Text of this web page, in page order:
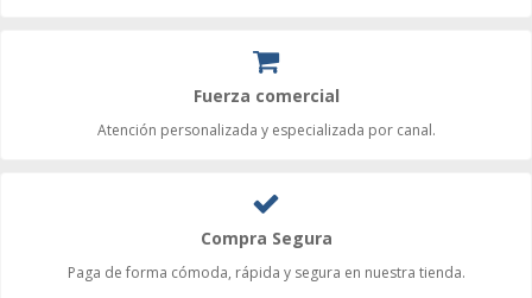
Fuerza comercial
Atención personalizada y especializada por canal.
Compra Segura
Paga de forma cómoda, rápida y segura en nuestra tienda.